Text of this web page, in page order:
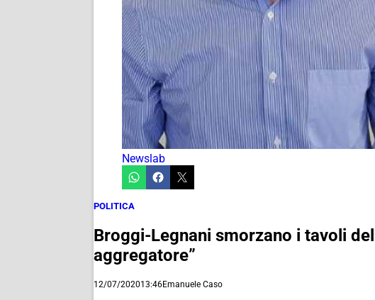
Newslab
POLITICA
Broggi-Legnani smorzano i tavoli
aggregatore”
12/07/202013:46Emanuele Caso